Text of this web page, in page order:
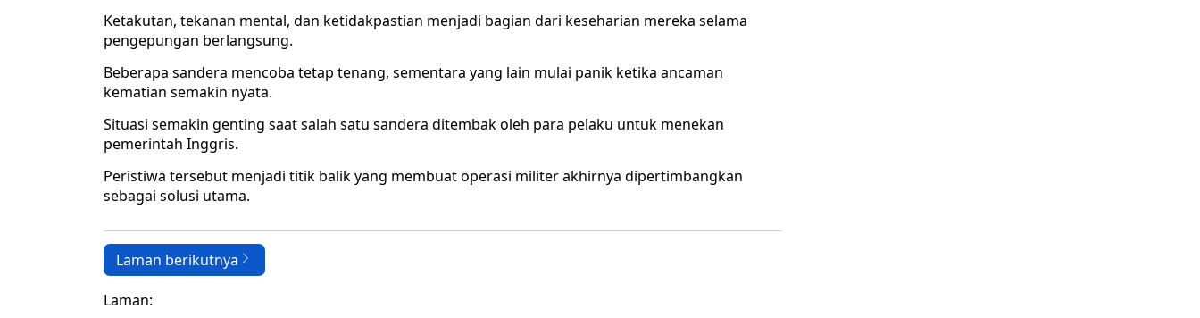
Ketakutan, tekanan mental, dan ketidakpastian menjadi bagian dari keseharian mereka selama
pengepungan berlangsung.
Beberapa sandera mencoba tetap tenang, sementara yang lain mulai panik ketika ancaman
kematian semakin nyata.
Situasi semakin genting saat salah satu sandera ditembak oleh para pelaku untuk menekan
pemerintah Inggris.
Peristiwa tersebut menjadi titik balik yang membuat operasi militer akhirnya dipertimbangkan
sebagai solusi utama.
Laman berikutnya
Laman: